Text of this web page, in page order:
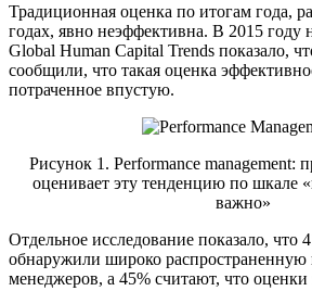
Традиционная оценка по итогам года,
годах, явно неэффективна. В 2015 году
Global Human Capital Trends показало,
сообщили, что такая оценка
потраченное впустую.
Рисунок 1. Performance management:
оценивает эту тенденцию по шкале
важно»
Отдельное исследование показало, что
обнаружили широко распространенную
менеджеров, а 45% считают, что